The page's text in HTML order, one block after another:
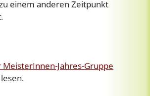
einem anderen Zeitpunkt
MeisterInnen-Jahres-Gruppe